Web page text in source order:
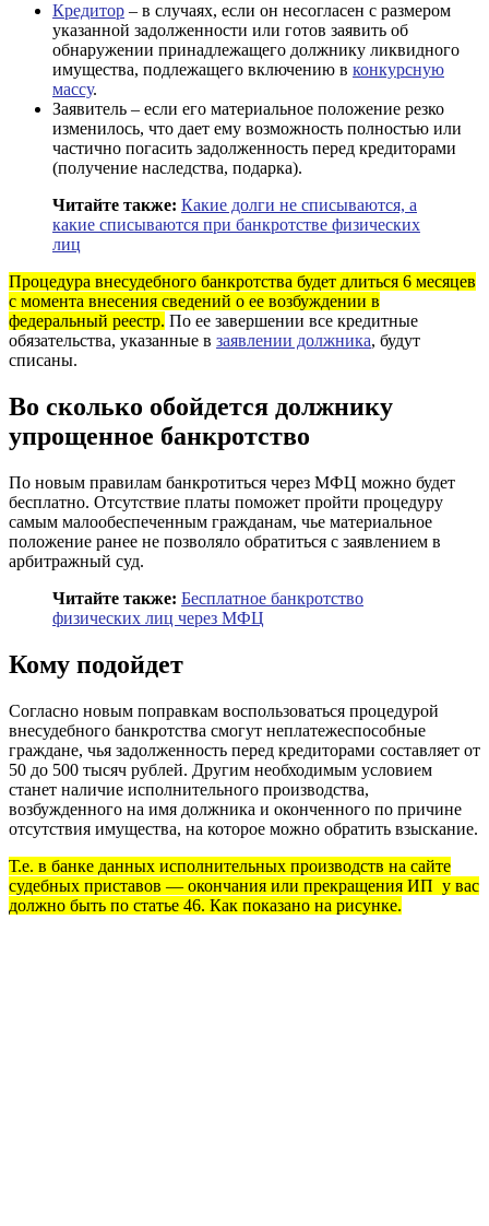
Кредитор – в случаях, если он несогласен с размером
указанной задолженности или готов заявить об
обнаружении принадлежащего должнику ликвидного
имущества, подлежащего включению в конкурсную
массу.
Заявитель – если его материальное положение резко
изменилось, что дает ему возможность полностью или
частично погасить задолженность перед кредиторами
(получение наследства, подарка).
Читайте также: Какие долги не списываются, а
какие списываются при банкротстве физических
лиц
Процедура внесудебного банкротства будет длиться 6 месяцев
с момента внесения сведений о ее возбуждении в
федеральный реестр. По ее завершении все кредитные
обязательства, указанные в заявлении должника, будут
списаны.
Во сколько обойдется должнику
упрощенное банкротство
По новым правилам банкротиться через МФЦ можно будет
бесплатно. Отсутствие платы поможет пройти процедуру
самым малообеспеченным гражданам, чье материальное
положение ранее не позволяло обратиться с заявлением в
арбитражный суд.
Читайте также: Бесплатное банкротство
физических лиц через МФЦ
Кому подойдет
Согласно новым поправкам воспользоваться процедурой
внесудебного банкротства смогут неплатежеспособные
граждане, чья задолженность перед кредиторами составляет от
50 до 500 тысяч рублей. Другим необходимым условием
станет наличие исполнительного производства,
возбужденного на имя должника и оконченного по причине
отсутствия имущества, на которое можно обратить взыскание.
Т.е. в банке данных исполнительных производств на сайте
судебных приставов — окончания или прекращения ИП у вас
должно быть по статье 46. Как показано на рисунке.